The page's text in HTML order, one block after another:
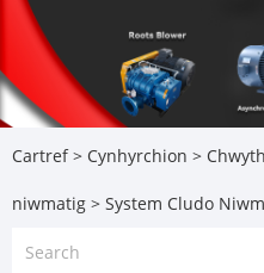
Cartref > Cynhyrchion >
niwmatig > System Cludo